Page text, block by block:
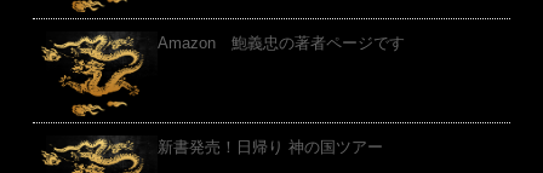
Amazon 鮑義忠の著者ページです
新書発売！日帰り 神の国ツアー